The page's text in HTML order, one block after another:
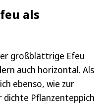
als
großblättrige Efeu
auch horizontal. Als
ebenso, wie zur
dichte Pflanzenteppich